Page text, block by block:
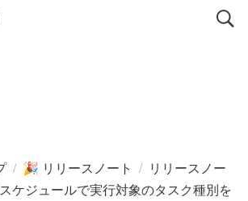
/ 🎉 リリースノート / リリースノー
ケジュールで実行対象のタスク種別を